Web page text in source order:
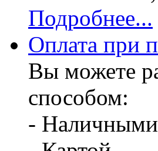
Подробнее...
Оплата при
Вы можете
способом:
- Наличными